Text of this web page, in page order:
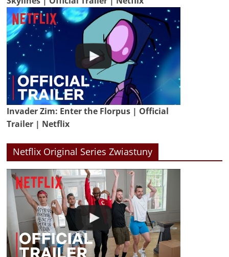
Invader Zim: Enter the Florpus | Official
Trailer | Netflix
Netflix Original Series Zwiastuny